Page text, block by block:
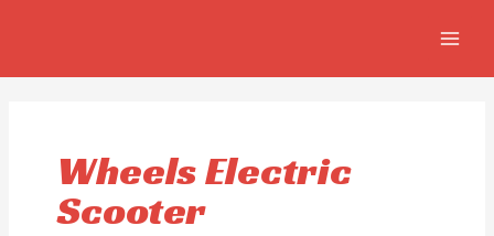
Wheels Electric
Scooter